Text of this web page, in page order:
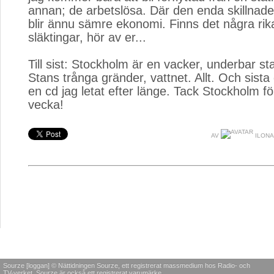
annan; de arbetslösa. Där den enda
blir ännu sämre ekonomi. Finns det några
släktingar, hör av er...
Till sist: Stockholm är en vacker, underbar
Stans trånga gränder, vattnet. Allt. Och sista
en cd jag letat efter länge. Tack Stockholm
vecka!
AV
Sourze [loggan] © Nättidningen Sourze, ett registrerat massmedium hos Radio- och